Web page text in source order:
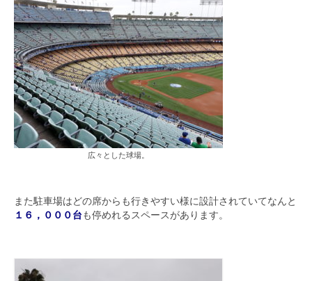
広々とした球場。
また駐車場はどの席からも行きやすい様に設計されていてなんと
１６，０００台も停めれるスペースがあります。